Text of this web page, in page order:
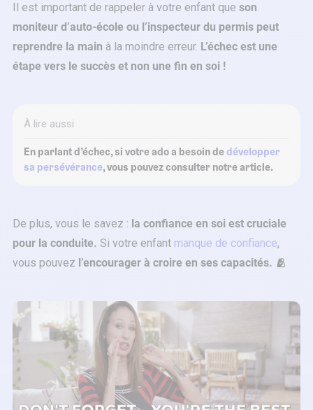
Il est important de rappeler à votre enfant que son
moniteur d’auto-école ou l’inspecteur du permis peut
reprendre la main à la moindre erreur. L’échec est une
étape vers le succès et non une fin en soi !
À lire aussi
En parlant d’échec, si votre ado a besoin dedévelopper
sa persévérance, vous pouvez consulter notre article.
De plus, vous le savez : la confiance en soi est cruciale
pour la conduite. Si votre enfant manque de confiance,
vous pouvez l’encourager à croire en ses capacités. 🫂